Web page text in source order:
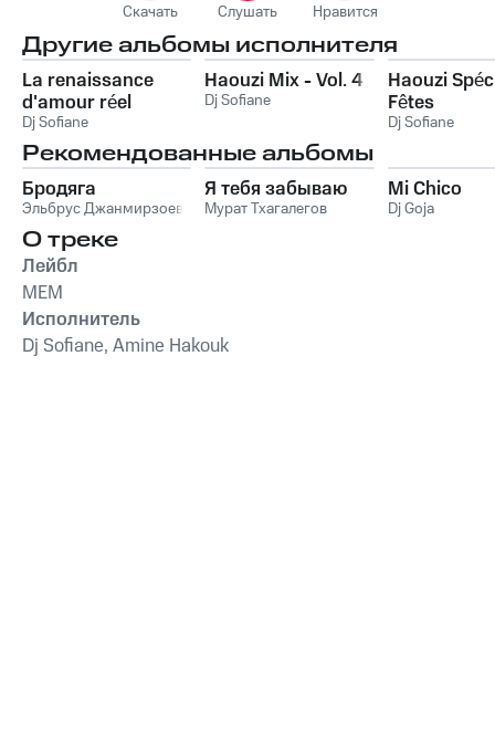
Скачать Слушать Нравится
Другие альбомы исполнителя
La renaissance
d'amour réel
Dj Sofiane
Haouzi Mix - Vol. 4
Dj Sofiane
Haouzi
Fêtes
Dj Sofiane
Рекомендованные альбомы
Бродяга
Эльбрус Джанмирзоев
Я тебя забываю
Мурат Тхагалегов
Mi Chico
Dj Goja
О треке
Лейбл
MEM
Исполнитель
Dj Sofiane, Amine Hakouk